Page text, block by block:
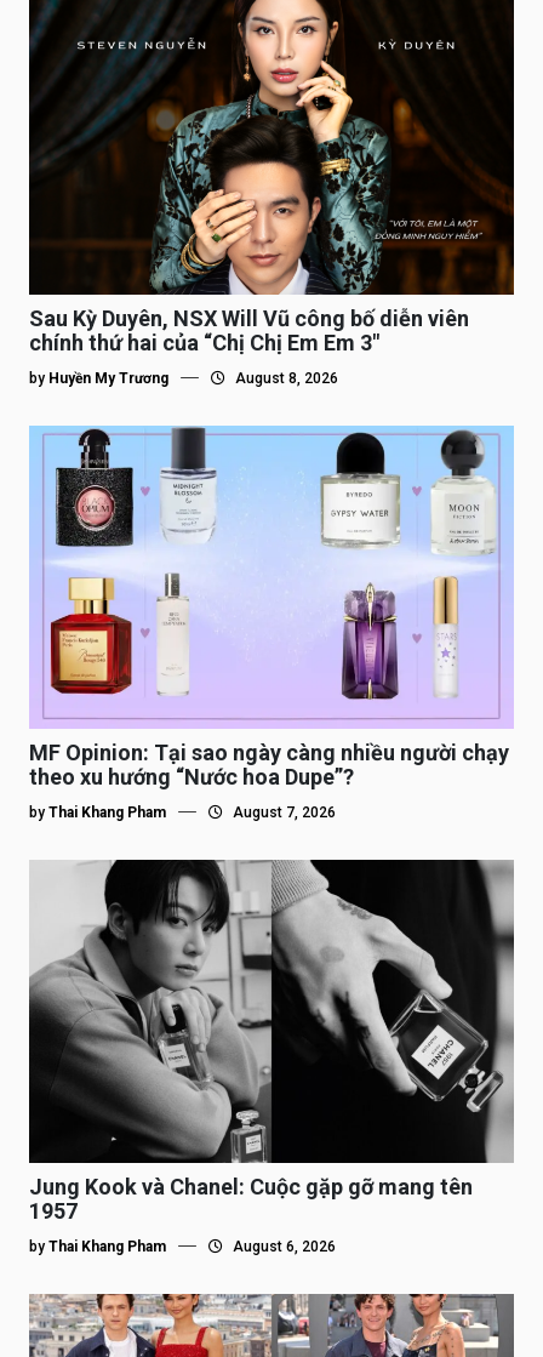
Sau Kỳ Duyên, NSX Will Vũ công bố diễn viên
chính thứ hai của “Chị Chị Em Em 3″
by Huyền My Trương August 8, 2026
MF Opinion: Tại sao ngày càng nhiều người chạy
theo xu hướng “Nước hoa Dupe”?
by Thai Khang Pham August 7, 2026
Jung Kook và Chanel: Cuộc gặp gỡ mang tên
1957
by Thai Khang Pham August 6, 2026